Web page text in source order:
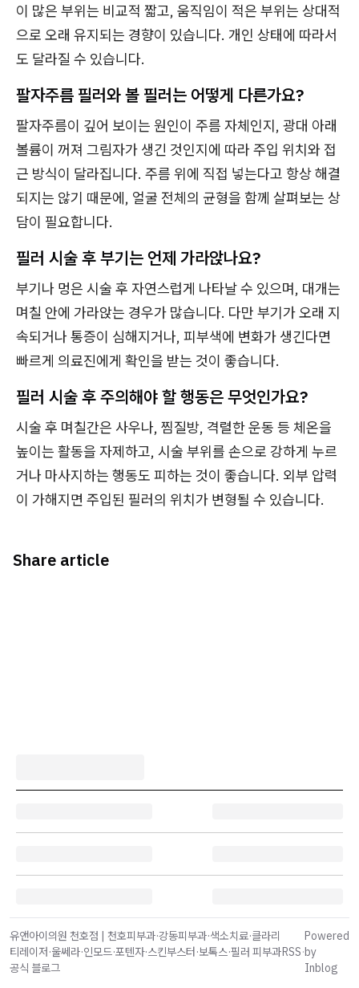
이 많은 부위는 비교적 짧고, 움직임이 적은 부위는 상대적
으로 오래 유지되는 경향이 있습니다. 개인 상태에 따라서
도 달라질 수 있습니다.
팔자주름 필러와 볼 필러는 어떻게 다른가요?
팔자주름이 깊어 보이는 원인이 주름 자체인지, 광대 아래
볼륨이 꺼져 그림자가 생긴 것인지에 따라 주입 위치와 접
근 방식이 달라집니다. 주름 위에 직접 넣는다고 항상 해결
되지는 않기 때문에, 얼굴 전체의 균형을 함께 살펴보는 상
담이 필요합니다.
필러 시술 후 부기는 언제 가라앉나요?
부기나 멍은 시술 후 자연스럽게 나타날 수 있으며, 대개는
며칠 안에 가라앉는 경우가 많습니다. 다만 부기가 오래 지
속되거나 통증이 심해지거나, 피부색에 변화가 생긴다면
빠르게 의료진에게 확인을 받는 것이 좋습니다.
필러 시술 후 주의해야 할 행동은 무엇인가요?
시술 후 며칠간은 사우나, 찜질방, 격렬한 운동 등 체온을
높이는 활동을 자제하고, 시술 부위를 손으로 강하게 누르
거나 마사지하는 행동도 피하는 것이 좋습니다. 외부 압력
이 가해지면 주입된 필러의 위치가 변형될 수 있습니다.
Share article
유앤아이의원 천호점 | 천호피부과·강동피부과·색소치료·클라리
티레이저·울쎄라·인모드·포텐자·스킨부스터·보톡스·필러 피부과
공식 블로그
RSS·
Powered
by
Inblog